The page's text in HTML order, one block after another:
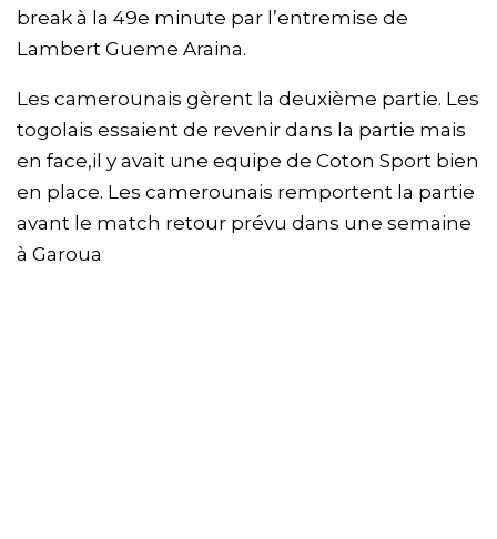
break à la 49e minute par l’entremise de
Lambert Gueme Araina.
Les camerounais gèrent la deuxième partie. Les
togolais essaient de revenir dans la partie mais
en face,il y avait une equipe de Coton Sport bien
en place. Les camerounais remportent la partie
avant le match retour prévu dans une semaine
à Garoua